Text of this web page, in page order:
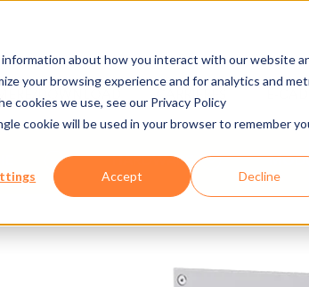
about how you interact with our website
your browsing experience and for analytics and
cookies we use, see our Privacy Policy
cookie will be used in your browser to remember
Accept Decline
DOWNLOAD CARRIÈRES
HARDWARE